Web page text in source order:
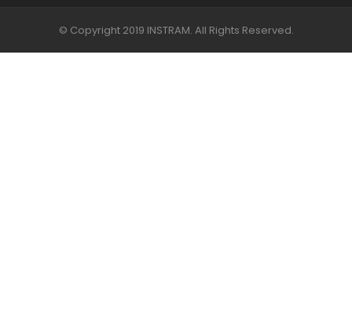
© Copyright 2019 INSTRAM. All Rights Reserved.